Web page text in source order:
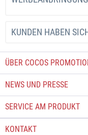
KUNDEN HABEN
ÜBER COCOS
NEWS UND PRESSE
SERVICE AM PRODUKT
KONTAKT